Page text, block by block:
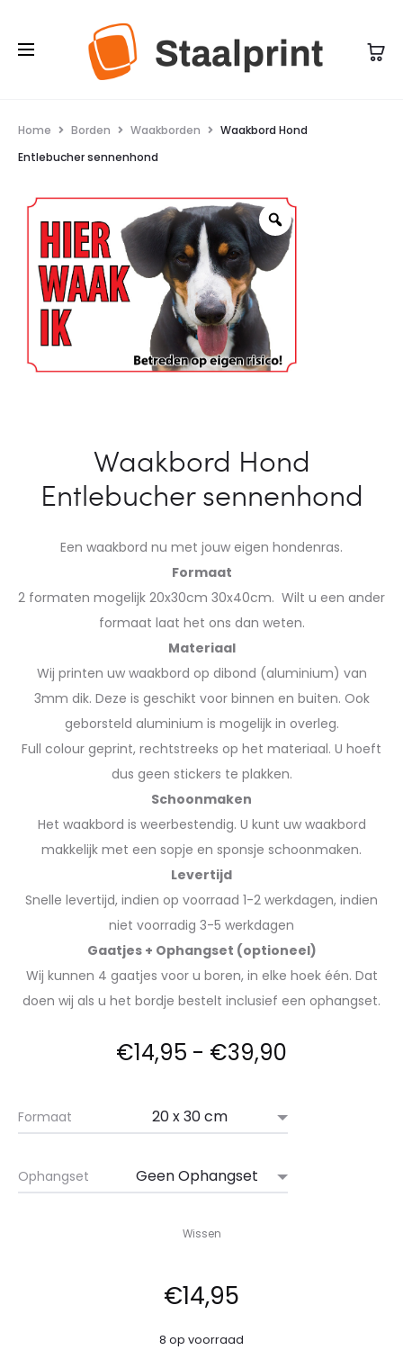
Home Borden Waakborden
Waakbord Hond
Entlebucher sennenhond
Waakbord Hond
Entlebucher sennenhond
Een waakbord nu met jouw eigen hondenras.
Formaat
2 formaten mogelijk 20x30cm 30x40cm. Wilt u een ander
formaat laat het ons dan weten.
Materiaal
Wij printen uw waakbord op dibond (aluminium) van
3mm dik. Deze is geschikt voor binnen en buiten. Ook
geborsteld aluminium is mogelijk in overleg.
Full colour geprint, rechtstreeks op het materiaal. U hoeft
dus geen stickers te plakken.
Schoonmaken
Het waakbord is weerbestendig. U kunt uw waakbord
makkelijk met een sopje en sponsje schoonmaken.
Levertijd
Snelle levertijd, indien op voorraad 1-2 werkdagen, indien
niet voorradig 3-5 werkdagen
Gaatjes + Ophangset (optioneel)
Wij kunnen 4 gaatjes voor u boren, in elke hoek één. Dat
doen wij als u het bordje bestelt inclusief een ophangset.
€14,95 - €39,90
Formaat
Ophangset
Wissen
€14,95
8 op voorraad